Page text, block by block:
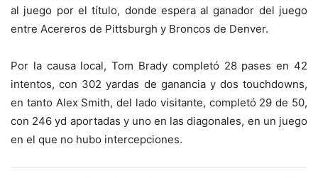
al juego por el título, donde espera al ganador del juego
entre Acereros de Pittsburgh y Broncos de Denver.
Por la causa local, Tom Brady completó 28 pases en 42
intentos, con 302 yardas de ganancia y dos touchdowns,
en tanto Alex Smith, del lado visitante, completó 29 de 50,
con 246 yd aportadas y uno en las diagonales, en un juego
en el que no hubo intercepciones.